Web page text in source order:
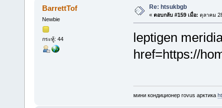
BarrettTof
Newbie
กระทู้: 44
Re: htsukbgb
« ตอบกลับ #159 เมื่อ: ตุลาคม
leptigen
href=https://
мини кондиционер rovus арктика